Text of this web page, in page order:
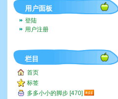
用户面板
登陆
用户注册
栏目
首页
标签
多多小小的脚步 [470]